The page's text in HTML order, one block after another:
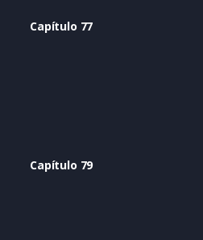
Capítulo 77
Capítulo 79